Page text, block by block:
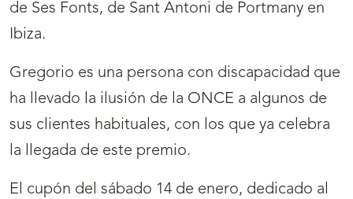
de Ses Fonts, de Sant Antoni de Portmany en
Ibiza.
Gregorio es una persona con discapacidad que
ha llevado la ilusión de la ONCE a algunos de
sus clientes habituales, con los que ya celebra
la llegada de este premio.
El cupón del sábado 14 de enero, dedicado al